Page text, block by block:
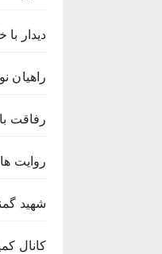
دیدار با
راهیان
رفاقت
روایت ها
شهید
کانال